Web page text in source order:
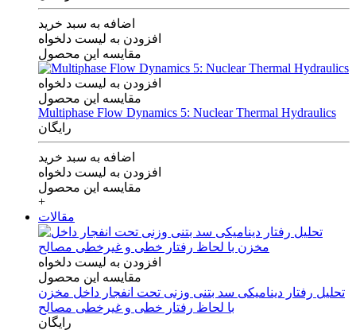
اضافه به سبد خرید
افزودن به لیست دلخواه
مقایسه این محصول
افزودن به لیست دلخواه
مقایسه این محصول
Multiphase Flow Dynamics 5: Nuclear Thermal Hydraulics
رایگان
اضافه به سبد خرید
افزودن به لیست دلخواه
مقایسه این محصول
+
مقالات
افزودن به لیست دلخواه
مقایسه این محصول
تحلیل رفتار دینامیکی سد بتنی وزنی تحت انفجار داخل مخزن
با لحاظ رفتار خطی و غیرخطی مصالح
رایگان